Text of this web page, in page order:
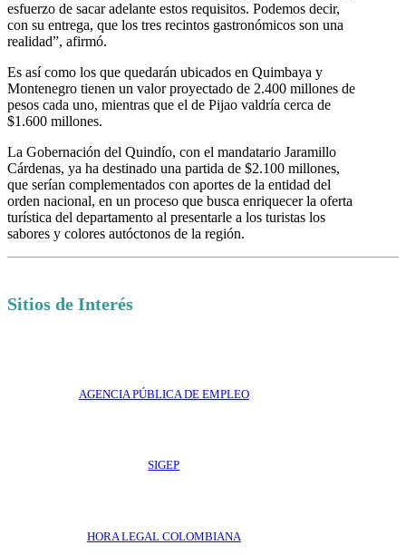
esfuerzo de sacar adelante estos requisitos. Podemos decir,
con su entrega, que los tres recintos gastronómicos son una
realidad”, afirmó.
Es así como los que quedarán ubicados en Quimbaya y
Montenegro tienen un valor proyectado de 2.400 millones de
pesos cada uno, mientras que el de Pijao valdría cerca de
$1.600 millones.
La Gobernación del Quindío, con el mandatario Jaramillo
Cárdenas, ya ha destinado una partida de $2.100 millones,
que serían complementados con aportes de la entidad del
orden nacional, en un proceso que busca enriquecer la oferta
turística del departamento al presentarle a los turistas los
sabores y colores autóctonos de la región.
Sitios de Interés
AGENCIA PÚBLICA DE EMPLEO
SIGEP
HORA LEGAL COLOMBIANA